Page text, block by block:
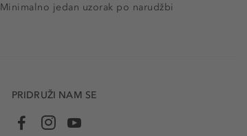
Minimalno jedan uzorak po narudžbi
PRIDRUŽI NAM SE